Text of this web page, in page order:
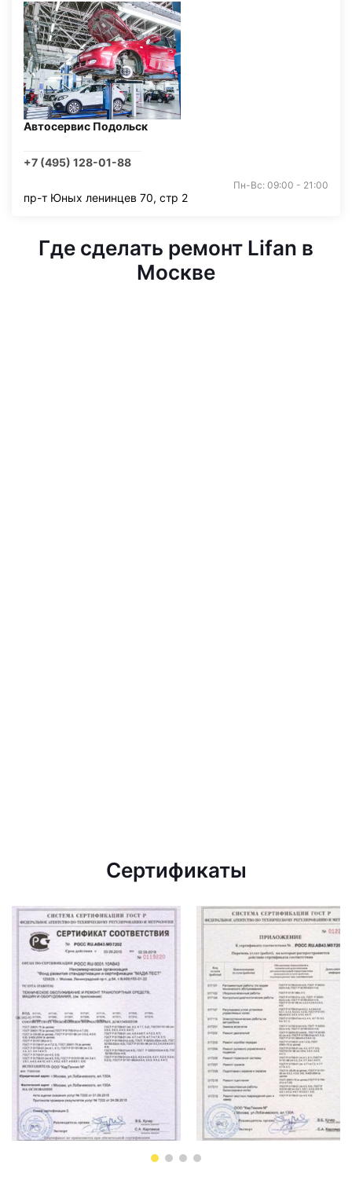
Автосервис Подольск
+7 (495) 128-01-88
Пн-Вс: 09:00 - 21:00
пр-т Юных ленинцев 70, стр 2
Где сделать ремонт Lifan в
Москве
Сертификаты